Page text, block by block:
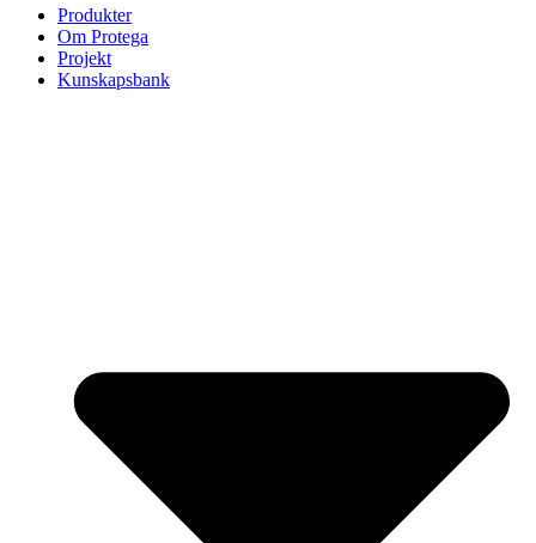
Produkter
Om Protega
Projekt
Kunskapsbank